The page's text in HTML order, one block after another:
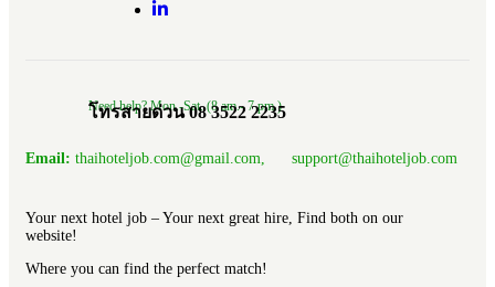
Need help? Mon.-Sat. (8 am.- 7 pm.)
โทรสายด่วน 08 3522 2235
Email: thaihoteljob.com@gmail.com, support@thaihoteljob.com
Your next hotel job – Your next great hire, Find both on our
website!
Where you can find the perfect match!